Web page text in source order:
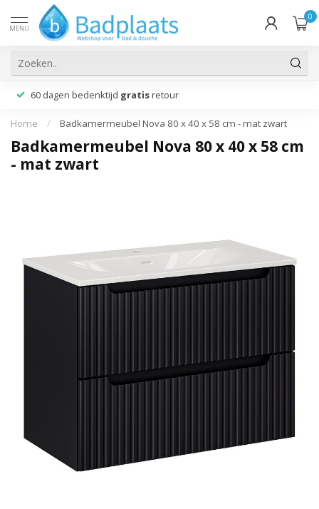
MENU
0
60 dagen bedenktijd gratis retour
Home / Badkamermeubel Nova 80 x 40 x 58 cm - mat zwart
Badkamermeubel Nova 80 x 40 x 58 cm
- mat zwart